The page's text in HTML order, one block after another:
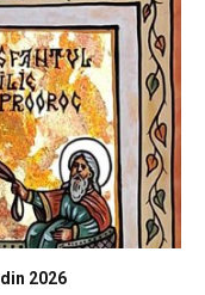
2026